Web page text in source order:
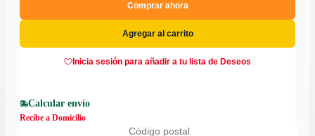
Comprar ahora
Agregar al carrito
Inicia sesión para añadir a tu lista de Deseos
Calcular envío
Recibe a Domicilio